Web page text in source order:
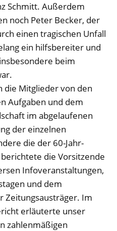
Schmitt. Außerdem
noch Peter Becker, der
einen tragischen Unfall
ein hilfsbereiter und
beim
die Mitglieder von den
Aufgaben und dem
im abgelaufenen
der einzelnen
die der 60-Jahr-
die Vorsitzende
Infoveranstaltungen,
und dem
Zeitungsausträger. Im
erläuterte unser
zahlenmäßigen